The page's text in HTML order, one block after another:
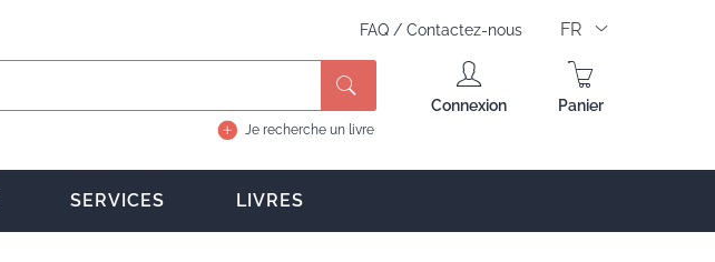
FAQ / Contactez-nous FR
Je recherche un livre
Connexion Panier
SERVICES LIVRES